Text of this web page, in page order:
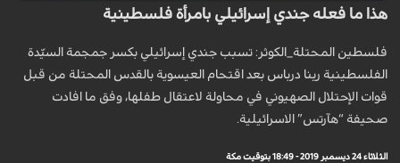
هذا ما فعله جندي إسرائيلي بامرأة فلسطينية
فلسطين المحتلة_الكوثر: تسبب جندي إسرائيلي بكسر جمجمة السيّدة
الفلسطينية رينا درباس بعد اقتحام العيسوية بالقدس المحتلة من قبل
قوات الإحتلال الصهيوني في محاولة لاعتقال طفلها، وفق ما افادت
صحيفة “هآرتس” الاسرائيلية.
الثلاثاء 24 ديسمبر 2019 - 18:49 بتوقيت مكة